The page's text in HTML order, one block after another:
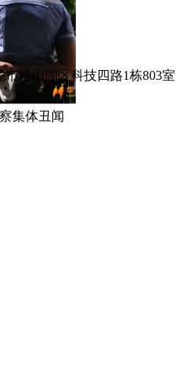
集体丑闻
松山湖区科技四路1栋803室